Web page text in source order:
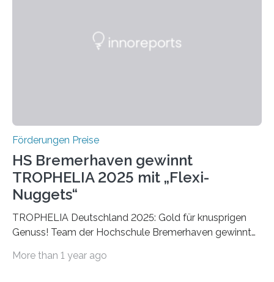
Foundation, des BIAL Award in Biomedicine ist in
Förderungen Preise
HS Bremerhaven gewinnt
TROPHELIA 2025 mit „Flexi-
Nuggets“
TROPHELIA Deutschland 2025: Gold für knusprigen
Genuss! Team der Hochschule Bremerhaven gewinnt
ECOTROPHELIAMit der Produktidee “Flexi-Nuggets”
More than 1 year ago